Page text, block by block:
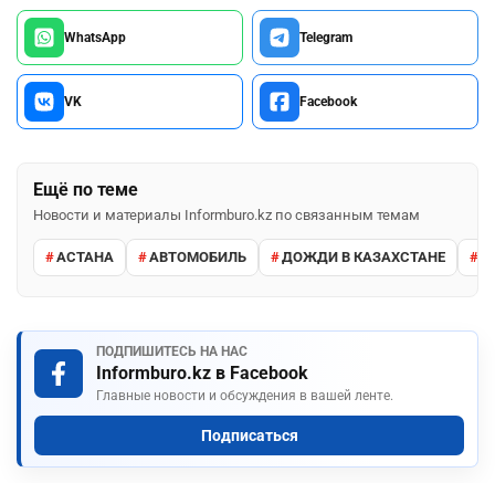
WhatsApp Telegram
VK Facebook
Ещё по теме
Новости и материалы Informburo.kz по связанным темам
АСТАНА АВТОМОБИЛЬ ДОЖДИ В КАЗАХСТАНЕ
ПОДПИШИТЕСЬ НА НАС
Informburo.kz в Facebook
Главные новости и обсуждения в вашей ленте.
Подписаться